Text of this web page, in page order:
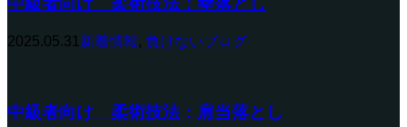
2025.05.31 新着情報 , 負けないブログ
中級者向け 柔術技法：肩当落とし